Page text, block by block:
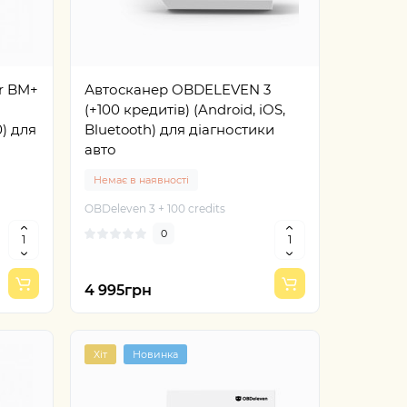
Full
BM+
для
Автосканер OBDELEVEN 3
(+100 кредитів) (Android, iOS,
Bluetooth) для діагностики
авто
Немає в наявності
OBDeleven 3 + 100 credits
0
4 995грн
Хіт Новинка